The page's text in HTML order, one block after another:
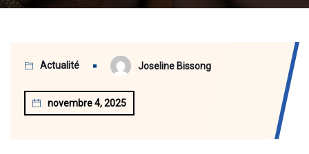
Actualité Joseline Bissong
novembre 4, 2025